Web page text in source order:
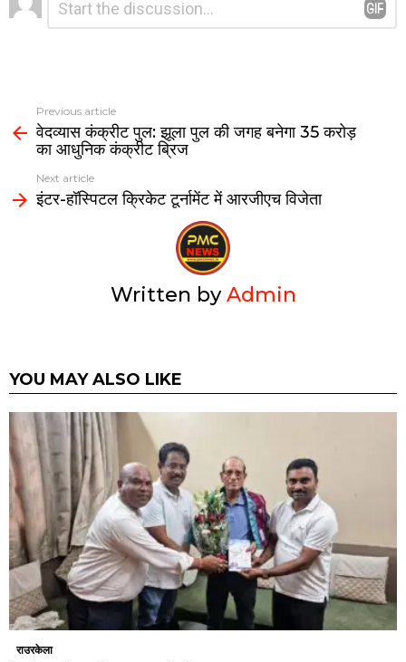
A
p
o
o
a
m
a
Previous article
वेदव्यास कंक्रीट पुल: झूला पुल की जगह बनेगा 35 करोड़
का आधुनिक कंक्रीट ब्रिज
Next article
इंटर-हॉस्पिटल क्रिकेट टूर्नामेंट में आरजीएच विजेता
Written byAdmin
YOU MAY ALSO LIKE
राउरकेला